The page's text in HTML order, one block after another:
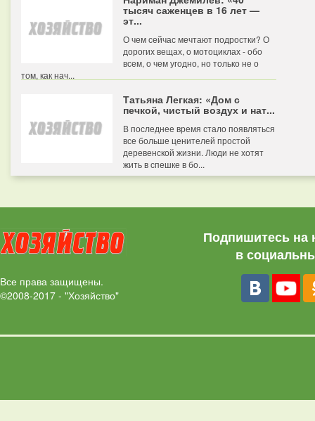
тысяч саженцев в 16 лет —
эт...
О чем сейчас мечтают подростки? О
дорогих вещах, о мотоциклах - обо
всем, о чем угодно, но только не о
том, как нач...
Татьяна Легкая: «Дом с
печкой, чистый воздух и нат...
В последнее время стало появляться
все больше ценителей простой
деревенской жизни. Люди не хотят
жить в спешке в бо...
Все права защищены.
©2008-2017 - "Хозяйство"
Подпишитесь на
в